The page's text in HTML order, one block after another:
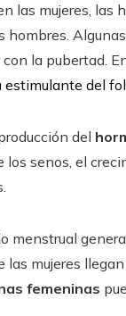
las mujeres, las
hombres.
la pubertad.
del
del
los senos, el
menstrual
las mujeres
femeninas